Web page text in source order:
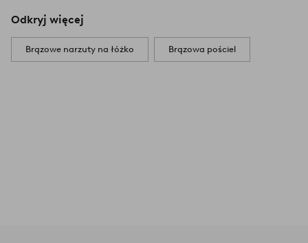
Odkryj więcej
Brązowe narzuty na łóżko Brązowa pościel